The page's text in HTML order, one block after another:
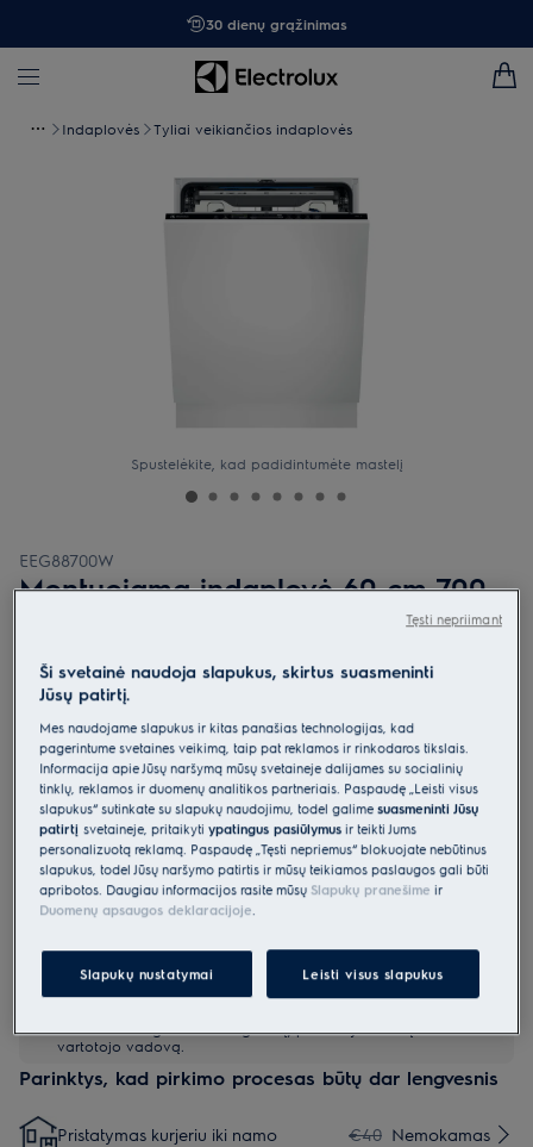
30 dienų grąžinimas
Indaplovės Tyliai veikiančios indaplovės
Spustelėkite, kad padidintumėte mastelį
EEG88700W
Montuojama indaplovė 60 cm 700
Pagrindiniai privalumai
Indaplovė „700 GlassCare“ taures apsaugo minkštais „SoftGrips“ ir
„SoftSpikes“.
Įtaisai „SoftGrips“ ir „SoftSpikes“ saugiai prilaiko jūsų stiklo indus
vietoje
Naudojantis „MaxiFlex“ stalčiumi galima išplauti įvairių formų ir
dydžių virtuvės įrankius.
Saugos instrukcijos ir saugos įspėjimai pagal ES reglamentą
Norėdami saugiai naudoti gaminį, perskaitykite visą
vartotojo vadovą.
Parinktys, kad pirkimo procesas būtų dar lengvesnis
Pristatymas kurjeriu iki namo €40 Nemokamas
Ši svetainė naudoja slapukus, skirtus suasmeninti
Jūsų patirtį.
Mes naudojame slapukus ir kitas panašias technologijas, kad
pagerintume svetainės veikimą, taip pat reklamos ir rinkodaros tikslais.
Informacija apie Jūsų naršymą mūsų svetainėje dalijamės su socialinių
tinklų, reklamos ir duomenų analitikos partneriais. Paspaudę „Leisti visus
slapukus“ sutinkate su slapukų naudojimu, todėl galimesuasmeninti Jūsų
patirtįsvetainėje, pritaikytiypatingus pasiūlymus ir teikti Jums
personalizuotą reklamą. Paspaudę „Tęsti nepriėmus“ blokuojate nebūtinus
slapukus, todėl Jūsų naršymo patirtis ir mūsų teikiamos paslaugos gali būti
apribotos. Daugiau informacijos rasite mūsų Slapukų pranešime ir
Duomenų apsaugos deklaracijoje.
Slapukų nustatymai Leisti visus slapukus
Tęsti nepriimant